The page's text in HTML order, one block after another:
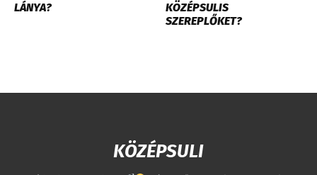
LÁNYA?
KÖZÉPSULIS
SZEREPLŐKET?
KÖZÉPSULI